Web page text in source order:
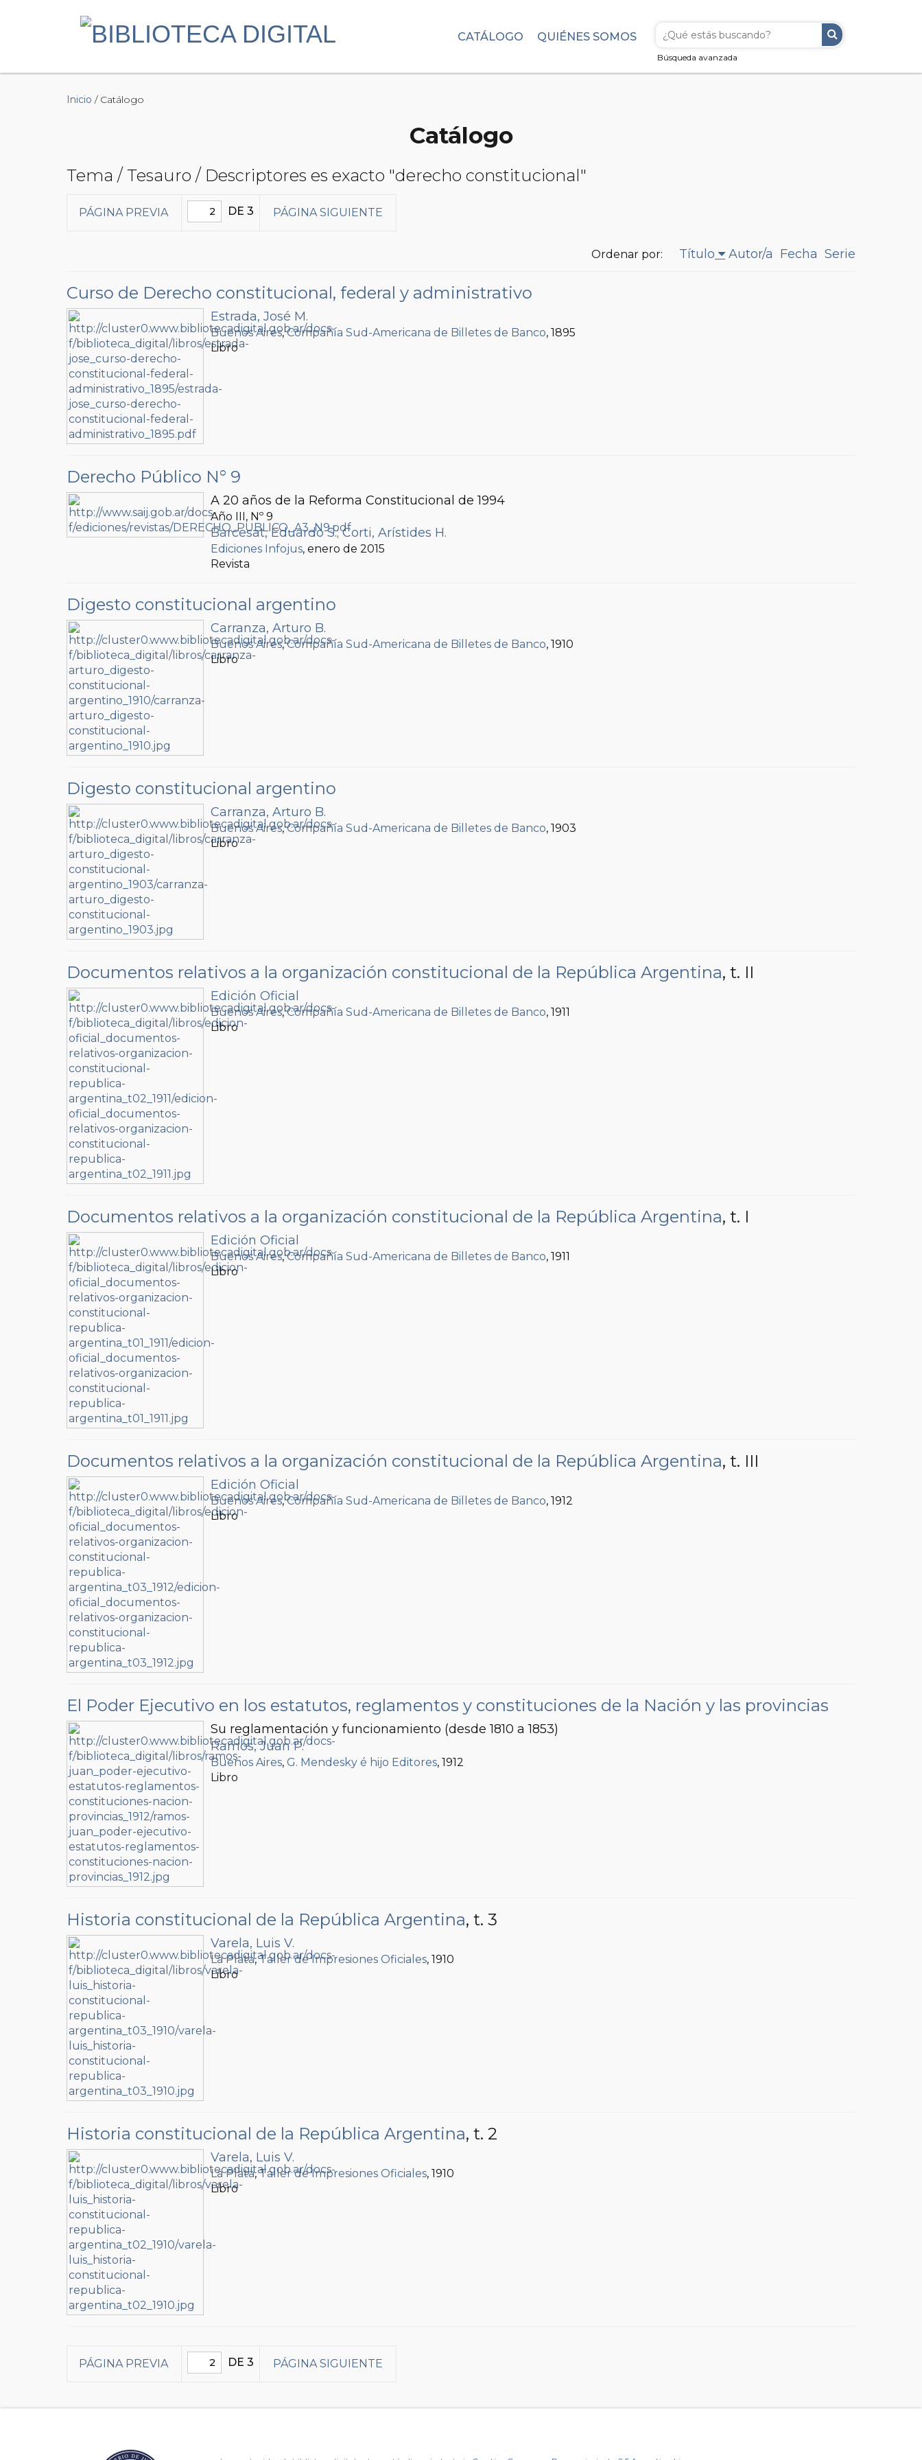
Búsqueda avanzada
CATÁLOGO QUIÉNES SOMOS
Inicio / Catálogo
Catálogo
Tema / Tesauro / Descriptores es exacto "derecho constitucional"
PÁGINA PREVIA DE 3 PÁGINA SIGUIENTE
Ordenar por: Título Autor/a Fecha Serie
Curso de Derecho constitucional, federal y administrativo
Estrada, José M.
Buenos Aires,Compañía Sud-Americana de Billetes de Banco, 1895
Libro
Derecho Público N° 9
A 20 años de la Reforma Constitucional de 1994
Año III, Nº 9
Barcesat, Eduardo S.;Corti, Arístides H.
Ediciones Infojus, enero de 2015
Revista
Digesto constitucional argentino
Carranza, Arturo B.
Buenos Aires,Compañía Sud-Americana de Billetes de Banco, 1910
Libro
Digesto constitucional argentino
Carranza, Arturo B.
Buenos Aires,Compañía Sud-Americana de Billetes de Banco, 1903
Libro
Documentos relativos a la organización constitucional de la República Argentina, t. II
Edición Oficial
Buenos Aires,Compañía Sud-Americana de Billetes de Banco, 1911
Libro
Documentos relativos a la organización constitucional de la República Argentina, t. I
Edición Oficial
Buenos Aires,Compañía Sud-Americana de Billetes de Banco, 1911
Libro
Documentos relativos a la organización constitucional de la República Argentina, t. III
Edición Oficial
Buenos Aires,Compañía Sud-Americana de Billetes de Banco, 1912
Libro
El Poder Ejecutivo en los estatutos, reglamentos y constituciones de la Nación y las provincias
Su reglamentación y funcionamiento (desde 1810 a 1853)
Ramos, Juan P.
Buenos Aires, G. Mendesky é hijo Editores, 1912
Libro
Historia constitucional de la República Argentina, t. 3
Varela, Luis V.
La Plata,Taller de Impresiones Oficiales, 1910
Libro
Historia constitucional de la República Argentina, t. 2
Varela, Luis V.
La Plata,Taller de Impresiones Oficiales, 1910
Libro
PÁGINA PREVIA DE 3 PÁGINA SIGUIENTE